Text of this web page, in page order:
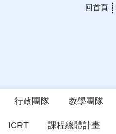
回首頁
行政團隊 教學團隊
ICRT 課程總體計畫